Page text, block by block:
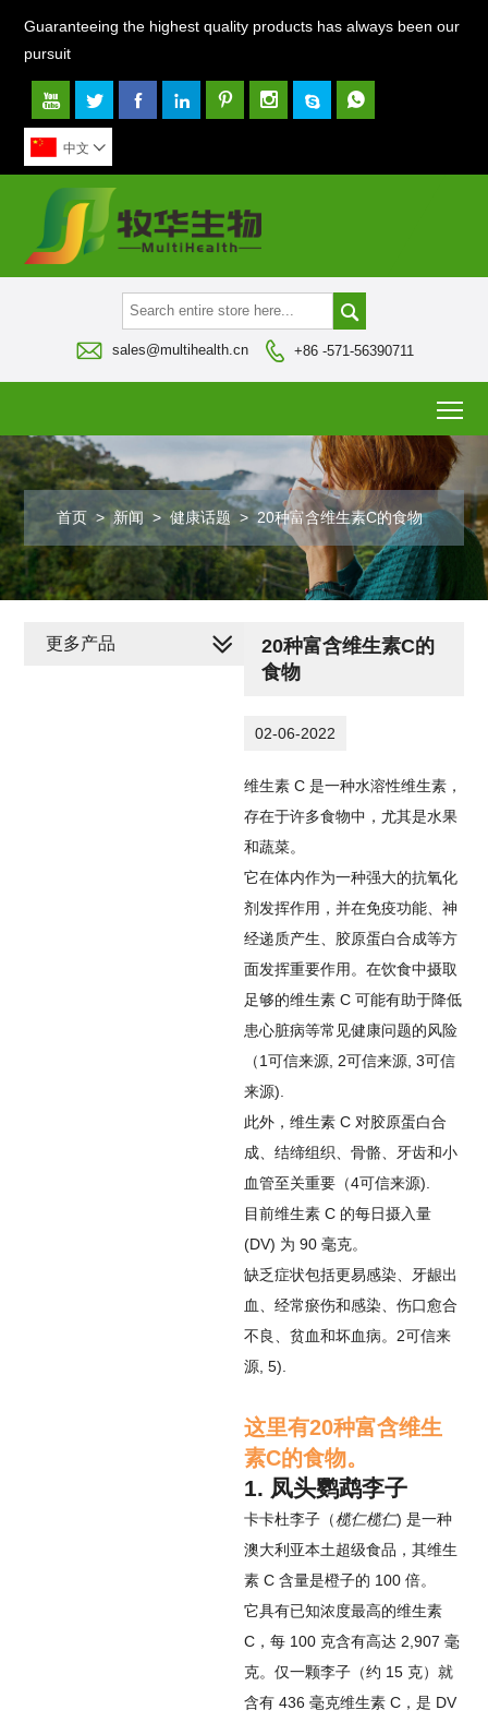
Guaranteeing the highest quality products has always been our
pursuit
       
中文 

 sales@multihealth.cn  +86 -571-56390711
首页 > 新闻 > 健康话题 > 20种富含维生素C的食物
20种富含维生素C的
食物
02-06-2022
维生素 C 是一种水溶性维生素，
存在于许多食物中，尤其是水果
和蔬菜。
它在体内作为一种强大的抗氧化
剂发挥作用，并在免疫功能、神
经递质产生、胶原蛋白合成等方
面发挥重要作用。在饮食中摄取
足够的维生素 C 可能有助于降低
患心脏病等常见健康问题的风险
（1可信来源 2可信来源 3可信
来源).
此外，维生素 C 对胶原蛋白合
成、结缔组织、骨骼、牙齿和小
血管至关重要（4可信来源).
目前维生素 C 的每日摄入量
(DV) 为 90 毫克。
缺乏症状包括更易感染、牙龈出
血、经常瘀伤和感染、伤口愈合
不良、贫血和坏血病。 2可信来
源 5).
这里有20种富含维生
素C的食物。
1. 凤头鹦鹉李子
卡卡杜李子（榄仁榄仁) 是一种
澳大利亚本土超级食品，其维生
素 C 含量是橙子的 100 倍。
它具有已知浓度最高的维生素
C，每 100 克含有高达 2,907 毫
克。仅一颗李子（约 15 克）就
含有 436 毫克维生素 C，是 DV
更多产品